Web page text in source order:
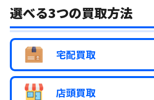
選べる3つの買取方法
宅配買取
店頭買取